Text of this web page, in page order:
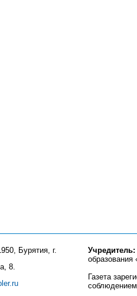
Бурятия, г.
8.
Учредитель:
образования
Газета